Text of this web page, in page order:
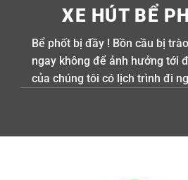
XE HÚT BỂ
Bể phốt bị đầy ! Bồn cầu bị
ngay không để ảnh hưởng tới
của chúng tôi có lịch trình đi